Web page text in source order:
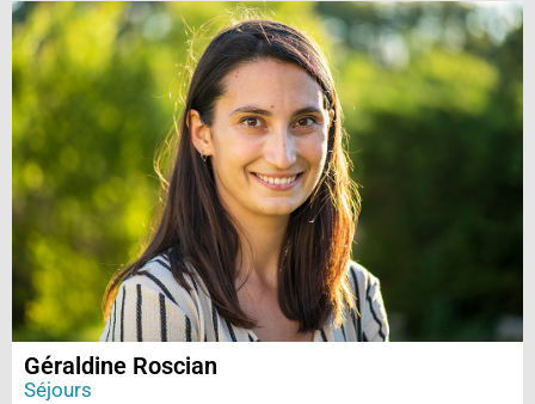
Géraldine Roscian
Séjours